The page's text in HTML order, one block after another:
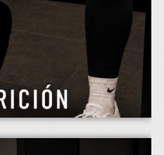
saludable y efectiva.